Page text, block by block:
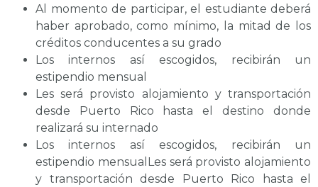
Al momento de participar, el estudiante deberá
haber aprobado, como mínimo, la mitad de los
créditos conducentes a su grado
Los internos así escogidos, recibirán un
estipendio mensual
Les será provisto alojamiento y transportación
desde Puerto Rico hasta el destino donde
realizará su internado
Los internos así escogidos, recibirán un
estipendio mensualLes será provisto alojamiento
y transportación desde Puerto Rico hasta el